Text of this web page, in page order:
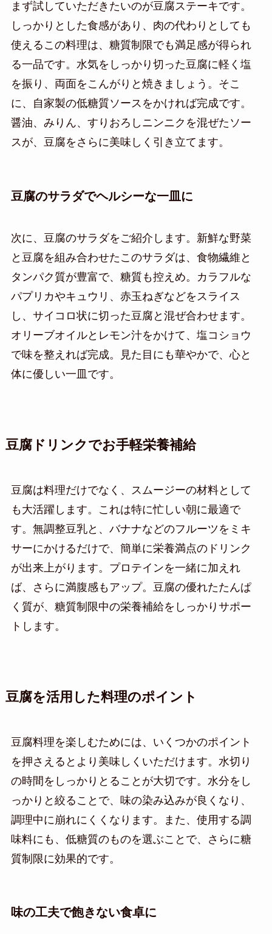
まず試していただきたいのが豆腐ステーキです。
しっかりとした食感があり、肉の代わりとしても
使えるこの料理は、糖質制限でも満足感が得られ
る一品です。水気をしっかり切った豆腐に軽く塩
を振り、両面をこんがりと焼きましょう。そこ
に、自家製の低糖質ソースをかければ完成です。
醤油、みりん、すりおろしニンニクを混ぜたソー
スが、豆腐をさらに美味しく引き立てます。
豆腐のサラダでヘルシーな一皿に
次に、豆腐のサラダをご紹介します。新鮮な野菜
と豆腐を組み合わせたこのサラダは、食物繊維と
タンパク質が豊富で、糖質も控えめ。カラフルな
パプリカやキュウリ、赤玉ねぎなどをスライス
し、サイコロ状に切った豆腐と混ぜ合わせます。
オリーブオイルとレモン汁をかけて、塩コショウ
で味を整えれば完成。見た目にも華やかで、心と
体に優しい一皿です。
豆腐ドリンクでお手軽栄養補給
豆腐は料理だけでなく、スムージーの材料として
も大活躍します。これは特に忙しい朝に最適で
す。無調整豆乳と、バナナなどのフルーツをミキ
サーにかけるだけで、簡単に栄養満点のドリンク
が出来上がります。プロテインを一緒に加えれ
ば、さらに満腹感もアップ。豆腐の優れたたんぱ
く質が、糖質制限中の栄養補給をしっかりサポー
トします。
豆腐を活用した料理のポイント
豆腐料理を楽しむためには、いくつかのポイント
を押さえるとより美味しくいただけます。水切り
の時間をしっかりとることが大切です。水分をし
っかりと絞ることで、味の染み込みが良くなり、
調理中に崩れにくくなります。また、使用する調
味料にも、低糖質のものを選ぶことで、さらに糖
質制限に効果的です。
味の工夫で飽きない食卓に